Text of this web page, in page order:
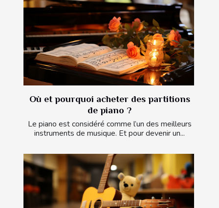
Où et pourquoi acheter des partitions
de piano ?
Le piano est considéré comme l’un des meilleurs
instruments de musique. Et pour devenir un...